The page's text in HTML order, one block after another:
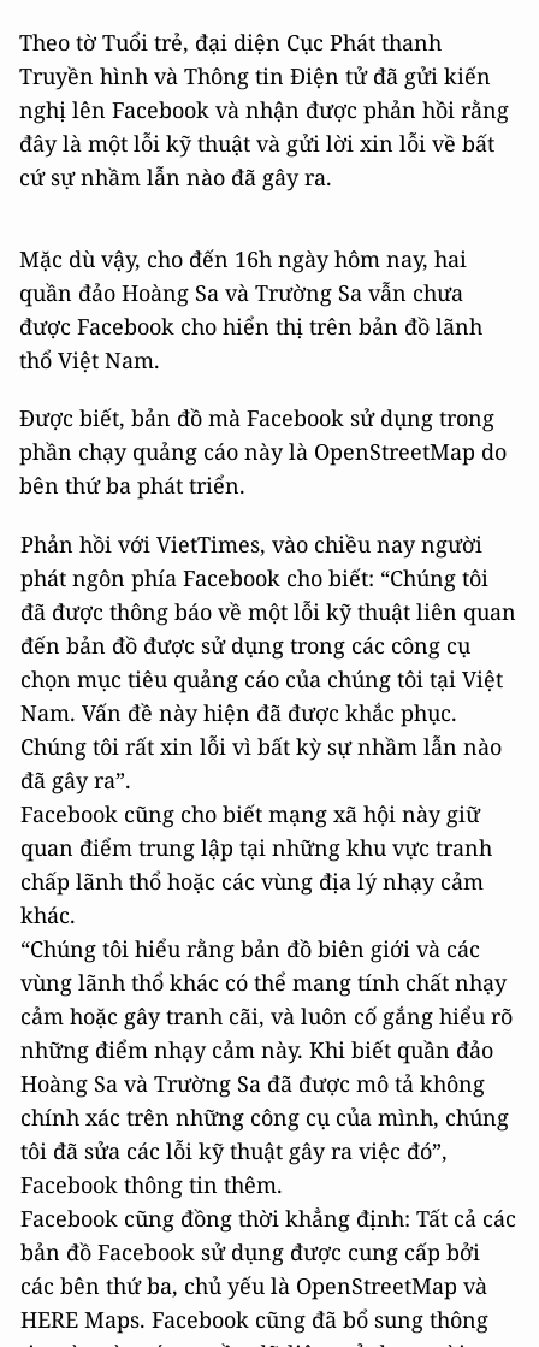
Theo tờ Tuổi trẻ, đại diện Cục Phát thanh
Truyền hình và Thông tin Điện tử đã gửi kiến
nghị lên Facebook và nhận được phản hồi rằng
đây là một lỗi kỹ thuật và gửi lời xin lỗi về bất
cứ sự nhầm lẫn nào đã gây ra.
Mặc dù vậy, cho đến 16h ngày hôm nay, hai
quần đảo Hoàng Sa và Trường Sa vẫn chưa
được Facebook cho hiển thị trên bản đồ lãnh
thổ Việt Nam.
Được biết, bản đồ mà Facebook sử dụng trong
phần chạy quảng cáo này là OpenStreetMap do
bên thứ ba phát triển.
Phản hồi với VietTimes, vào chiều nay người
phát ngôn phía Facebook cho biết: “Chúng tôi
đã được thông báo về một lỗi kỹ thuật liên quan
đến bản đồ được sử dụng trong các công cụ
chọn mục tiêu quảng cáo của chúng tôi tại Việt
Nam. Vấn đề này hiện đã được khắc phục.
Chúng tôi rất xin lỗi vì bất kỳ sự nhầm lẫn nào
đã gây ra”.
Facebook cũng cho biết mạng xã hội này giữ
quan điểm trung lập tại những khu vực tranh
chấp lãnh thổ hoặc các vùng địa lý nhạy cảm
khác.
“Chúng tôi hiểu rằng bản đồ biên giới và các
vùng lãnh thổ khác có thể mang tính chất nhạy
cảm hoặc gây tranh cãi, và luôn cố gắng hiểu rõ
những điểm nhạy cảm này. Khi biết quần đảo
Hoàng Sa và Trường Sa đã được mô tả không
chính xác trên những công cụ của mình, chúng
tôi đã sửa các lỗi kỹ thuật gây ra việc đó”,
Facebook thông tin thêm.
Facebook cũng đồng thời khẳng định: Tất cả các
bản đồ Facebook sử dụng được cung cấp bởi
các bên thứ ba, chủ yếu là OpenStreetMap và
HERE Maps. Facebook cũng đã bổ sung thông